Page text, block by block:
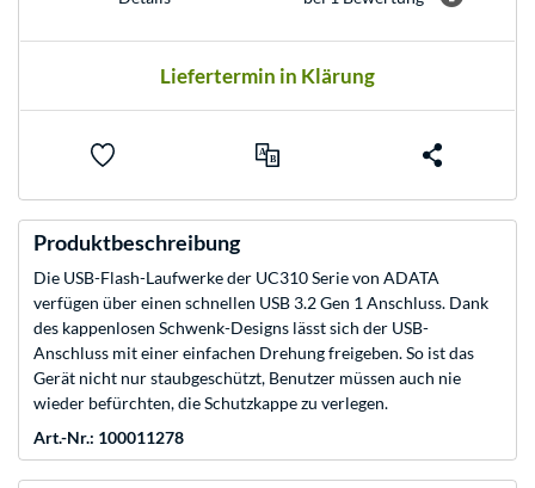
Liefertermin in Klärung
Produktbeschreibung
Die USB-Flash-Laufwerke der UC310 Serie von ADATA
verfügen über einen schnellen USB 3.2 Gen 1 Anschluss. Dank
des kappenlosen Schwenk-Designs lässt sich der USB-
Anschluss mit einer einfachen Drehung freigeben. So ist das
Gerät nicht nur staubgeschützt, Benutzer müssen auch nie
wieder befürchten, die Schutzkappe zu verlegen.
Art.-Nr.: 100011278